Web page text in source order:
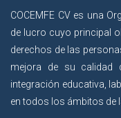
COCEMFE CV es una
de lucro cuyo principal
derechos de las
mejora de su calidad
integración educativa,
en todos los ámbitos de